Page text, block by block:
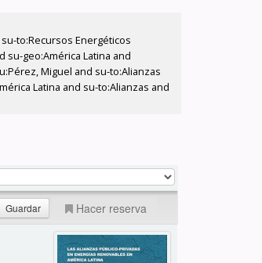
su-to:Recursos Energéticos
su-geo:América Latina and
Miguel and su-to:Alianzas
Latina and su-to:Alianzas and
Hacer reserva